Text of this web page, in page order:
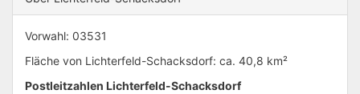
Vorwahl: 03531
Fläche von Lichterfeld-Schacksdorf: ca. 40,8 km²
Postleitzahlen Lichterfeld-Schacksdorf